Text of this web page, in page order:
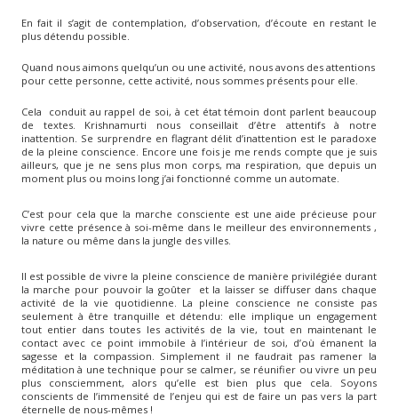
En fait il s’agit de contemplation, d’observation, d’écoute en restant le
plus détendu possible.
Quand nous aimons quelqu’un ou une activité, nous avons des attentions
pour cette personne, cette activité, nous sommes présents pour elle.
Cela conduit au rappel de soi, à cet état témoin dont parlent beaucoup
de textes. Krishnamurti nous conseillait d’être attentifs à notre
inattention. Se surprendre en flagrant délit d’inattention est le paradoxe
de la pleine conscience. Encore une fois je me rends compte que je suis
ailleurs, que je ne sens plus mon corps, ma respiration, que depuis un
moment plus ou moins long j’ai fonctionné comme un automate.
C’est pour cela que la marche consciente est une aide précieuse pour
vivre cette présence à soi-même dans le meilleur des environnements ,
la nature ou même dans la jungle des villes.
Il est possible de vivre la pleine conscience de manière privilégiée durant
la marche pour pouvoir la goûter et la laisser se diffuser dans chaque
activité de la vie quotidienne. La pleine conscience ne consiste pas
seulement à être tranquille et détendu: elle implique un engagement
tout entier dans toutes les activités de la vie, tout en maintenant le
contact avec ce point immobile à l’intérieur de soi, d’où émanent la
sagesse et la compassion. Simplement il ne faudrait pas ramener la
méditation à une technique pour se calmer, se réunifier ou vivre un peu
plus consciemment, alors qu’elle est bien plus que cela. Soyons
conscients de l’immensité de l’enjeu qui est de faire un pas vers la part
éternelle de nous-mêmes !